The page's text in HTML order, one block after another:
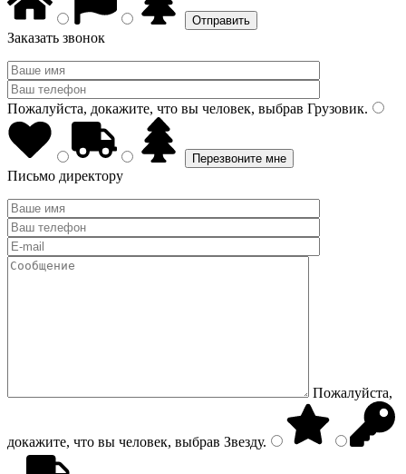
Заказать звонок
Пожалуйста, докажите, что вы человек, выбрав Грузовик.
Письмо директору
Пожалуйста,
докажите, что вы человек, выбрав Звезду.